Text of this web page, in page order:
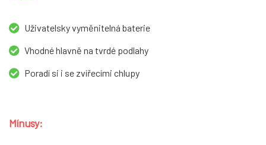
Uživatelsky vyměnitelná baterie
Vhodné hlavně na tvrdé podlahy
Poradí si i se zvířecími chlupy
Mínusy: